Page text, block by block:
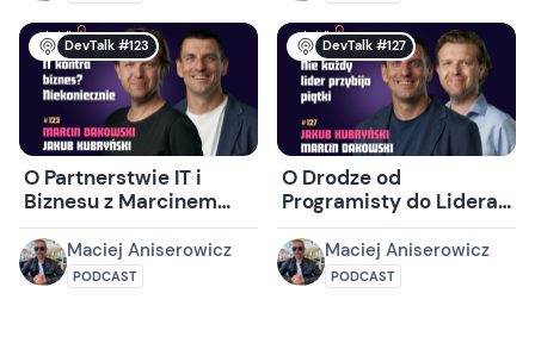
DevTalk #123
O Partnerstwie IT i
Biznesu z Marcinem
Dakowskim i Jakubem
Kubryńskim
Maciej Aniserowicz
PODCAST
DevTalk #127
O Drodze od
Programisty do Lidera
w IT z Jakubem
Kubryńskim i
Marcinem Dakowskim
Maciej Aniserowicz
PODCAST